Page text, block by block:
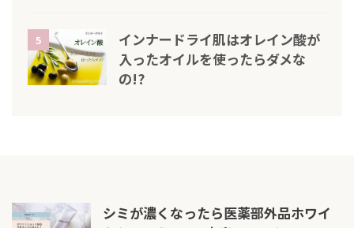
5
インナードライ肌はオレイン酸が
入ったオイルを使ったらダメな
の!?
シミが濃くなったら医薬部外品ホワイ